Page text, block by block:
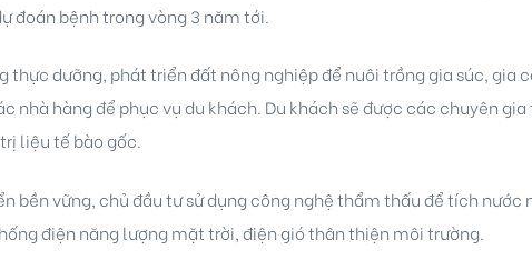
đoán bệnh trong vòng 3 năm tới.
thực dưỡng, phát triển đất nông nghiệp để nuôi trồng gia súc,
nhà hàng để phục vụ du khách. Du khách sẽ được các chuyên
liệu tế bào gốc.
bền vững, chủ đầu tư sử dụng công nghệ thẩm thấu để tích
điện năng lượng mặt trời, điện gió thân thiện môi trường.